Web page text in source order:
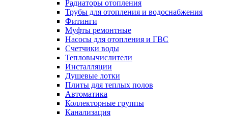
Радиаторы отопления
Трубы для отопления и водоснабжения
Фитинги
Муфты ремонтные
Насосы для отопления и ГВС
Счетчики воды
Тепловычислители
Инсталляции
Душевые лотки
Плиты для теплых полов
Автоматика
Коллекторные группы
Канализация